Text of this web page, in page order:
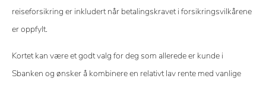
reiseforsikring er inkludert når betalingskravet i forsikringsvilkårene
er oppfylt.
Kortet kan være et godt valg for deg som allerede er kunde i
Sbanken og ønsker å kombinere en relativt lav rente med vanlige